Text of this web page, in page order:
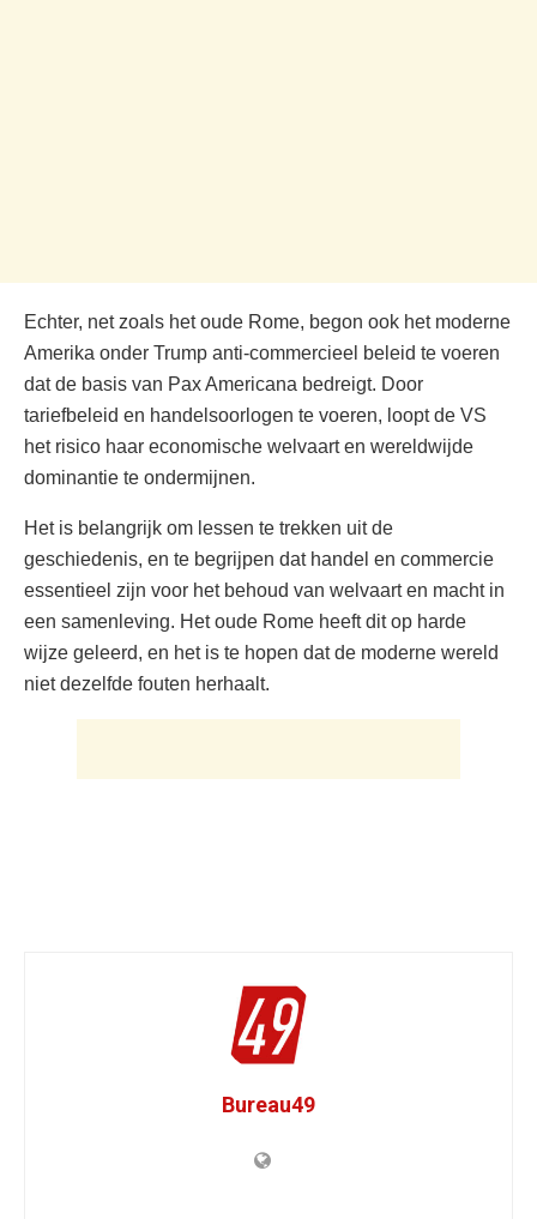
Echter, net zoals het oude Rome, begon ook het moderne
Amerika onder Trump anti-commercieel beleid te voeren
dat de basis van Pax Americana bedreigt. Door
tariefbeleid en handelsoorlogen te voeren, loopt de VS
het risico haar economische welvaart en wereldwijde
dominantie te ondermijnen.
Het is belangrijk om lessen te trekken uit de
geschiedenis, en te begrijpen dat handel en commercie
essentieel zijn voor het behoud van welvaart en macht in
een samenleving. Het oude Rome heeft dit op harde
wijze geleerd, en het is te hopen dat de moderne wereld
niet dezelfde fouten herhaalt.
Bureau49